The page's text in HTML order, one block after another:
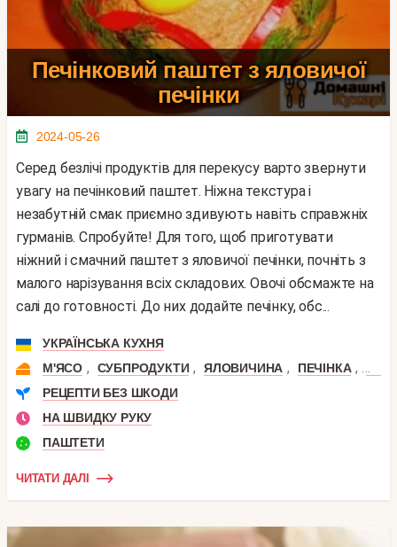
Печінковий паштет з яловичої
печінки
2024-05-26
Серед безлічі продуктів для перекусу варто звернути
увагу на печінковий паштет. Ніжна текстура і
незабутній смак приємно здивують навіть справжніх
гурманів. Спробуйте! Для того, щоб приготувати
ніжний і смачний паштет з яловичої печінки, почніть з
малого нарізування всіх складових. Овочі обсмажте на
салі до готовності. До них додайте печінку, обс...
УКРАЇНСЬКА КУХНЯ
М'ЯСО , СУБПРОДУКТИ , ЯЛОВИЧИНА , ПЕЧІНКА ,
РЕЦЕПТИ БЕЗ ШКОДИ
НА ШВИДКУ РУКУ
ПАШТЕТИ
ЧИТАТИ ДАЛІ